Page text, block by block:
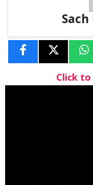
Click to